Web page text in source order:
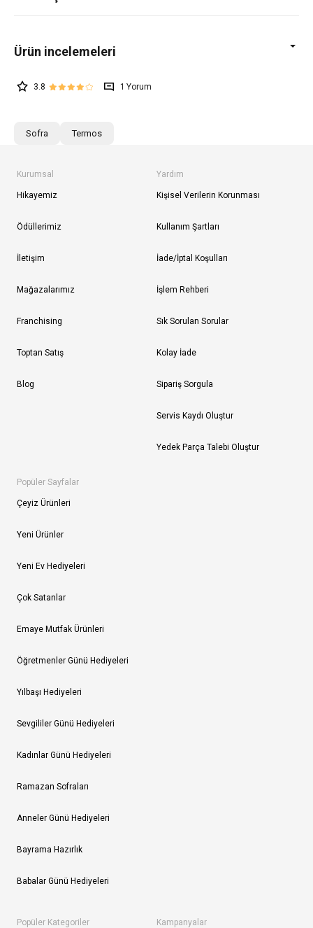
3.8 1
Sofra Termos
Kurumsal
Hikayemiz
Ödüllerimiz
İletişim
Mağazalarımız
Franchising
Toptan Satış
Blog
Yardım
Kişisel Verilerin Korunması
Kullanım Şartları
İade/İptal Koşulları
İşlem Rehberi
Sık Sorulan Sorular
Kolay İade
Sipariş Sorgula
Servis Kaydı Oluştur
Yedek Parça Talebi Oluştur
Popüler Sayfalar
Çeyiz Ürünleri
Yeni Ürünler
Yeni Ev Hediyeleri
Çok Satanlar
Emaye Mutfak Ürünleri
Öğretmenler Günü Hediyeleri
Yılbaşı Hediyeleri
Sevgililer Günü Hediyeleri
Kadınlar Günü Hediyeleri
Ramazan Sofraları
Anneler Günü Hediyeleri
Bayrama Hazırlık
Babalar Günü Hediyeleri
Popüler Kategoriler Kampanyalar